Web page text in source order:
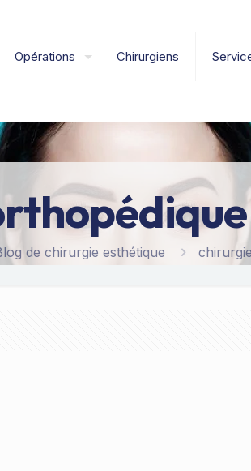
Opérations Chirurgiens
de chirurgie esthétique